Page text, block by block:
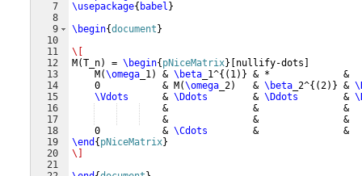
7
8
9
10
11
12
13
14
15
16
17
18
19
20
21
\usepackage{ babel }
\begin{document }
\[
M (T_n) = \begin{ pNiceMatrix} nullify-dots
    M
(\omega _1) & \beta _1^{( 1)} & *             &
    0           & M
(\omega _2)
   &
\beta _2^{(2)} &
\Vdots
      &
\Ddots
        &
\Ddots
        &
&               &               &
&               &               &
    0           &
\Cdots
&               &
\end { pNiceMatrix}
\]